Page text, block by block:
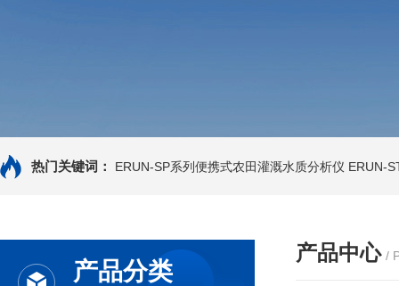
热门关键词： ERUN-SP系列便携式农田灌溉水质分析仪 ERUN-
产品分类
产品中心 /